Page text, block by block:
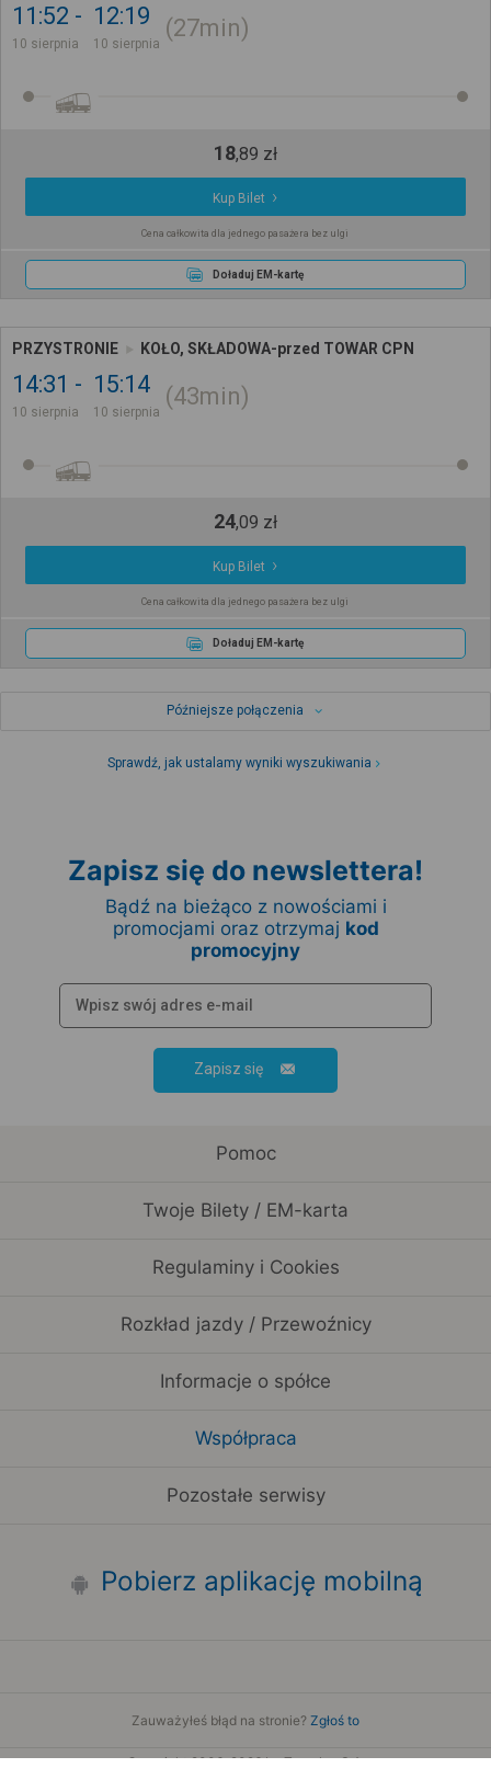
11:52
10 sierpnia
12:19
10 sierpnia
27min
18,89 zł
Kup Bilet
Cena całkowita dla jednego pasażera bez ulgi
Doładuj EM-kartę
PRZYSTRONIE KOŁO, SKŁADOWA-przed TOWAR CPN
14:31
10 sierpnia
15:14
10 sierpnia
43min
24,09 zł
Kup Bilet
Cena całkowita dla jednego pasażera bez ulgi
Doładuj EM-kartę
Późniejsze połączenia
Sprawdź, jak ustalamy wyniki wyszukiwania
Zapisz się do newslettera!
Bądź na bieżąco z nowościami i
promocjami oraz otrzymaj kod
promocyjny
Zapisz się
Pomoc
Twoje Bilety / EM-karta
Regulaminy i Cookies
Rozkład jazdy / Przewoźnicy
Informacje o spółce
Współpraca
Pozostałe serwisy
Pobierz aplikację mobilną
Zauważyłeś błąd na stronie? Zgłoś to
Copyright 2006-2026 by Teroplan S.A.